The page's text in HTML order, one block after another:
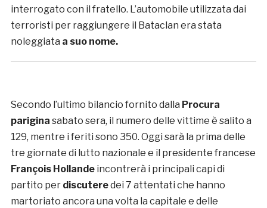
interrogato con il fratello. L’automobile utilizzata dai
terroristi per raggiungere il Bataclan era stata
noleggiata a suo nome.
Secondo l’ultimo bilancio fornito dalla Procura
parigina sabato sera, il numero delle vittime è salito a
129, mentre i feriti sono 350. Oggi sarà la prima delle
tre giornate di lutto nazionale e il presidente francese
François Hollandeincontrerà i principali capi di
partito per discuteredei 7 attentati che hanno
martoriato ancora una volta la capitale e delle